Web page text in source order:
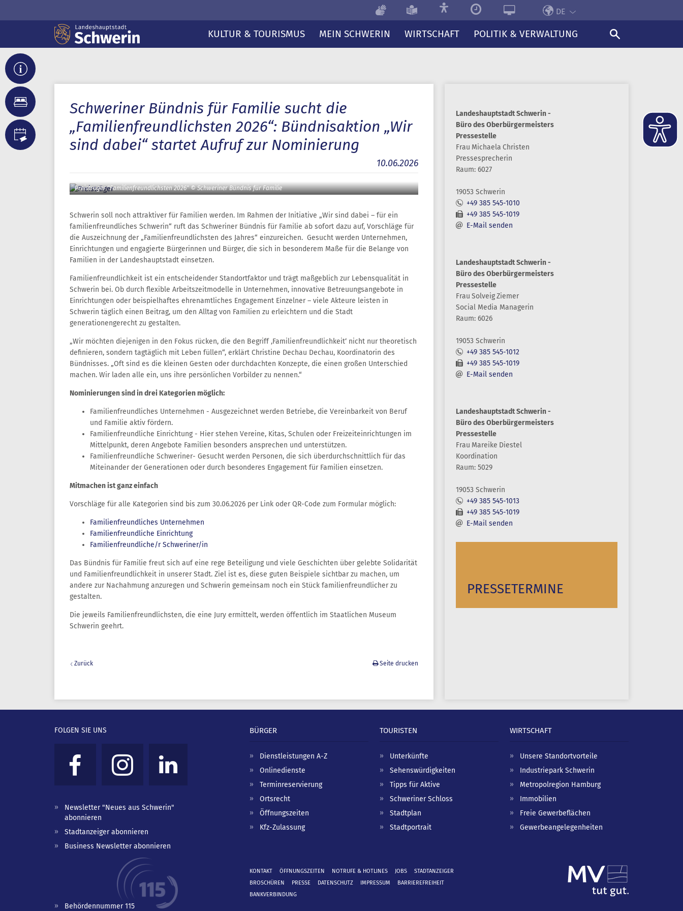
DE
KULTUR & TOURISMUS MEIN SCHWERIN WIRTSCHAFT POLITIK & VERWALTUNG
Schweriner Bündnis für Familie sucht die
„Familienfreundlichsten 2026“: Bündnisaktion „Wir
sind dabei“ startet Aufruf zur Nominierung
10.06.2026
Preisträger "Familienfreundlichsten 2026" © Schweriner Bündnis für Familie
Schwerin soll noch attraktiver für Familien werden. Im Rahmen der Initiative „Wir sind dabei – für ein
familienfreundliches Schwerin“ ruft das Schweriner Bündnis für Familie ab sofort dazu auf, Vorschläge für
die Auszeichnung der „Familienfreundlichsten des Jahres“ einzureichen. Gesucht werden Unternehmen,
Einrichtungen und engagierte Bürgerinnen und Bürger, die sich in besonderem Maße für die Belange von
Familien in der Landeshauptstadt einsetzen.
Familienfreundlichkeit ist ein entscheidender Standortfaktor und trägt maßgeblich zur Lebensqualität in
Schwerin bei. Ob durch flexible Arbeitszeitmodelle in Unternehmen, innovative Betreuungsangebote in
Einrichtungen oder beispielhaftes ehrenamtliches Engagement Einzelner – viele Akteure leisten in
Schwerin täglich einen Beitrag, um den Alltag von Familien zu erleichtern und die Stadt
generationengerecht zu gestalten.
„Wir möchten diejenigen in den Fokus rücken, die den Begriff ‚Familienfreundlichkeit‘ nicht nur theoretisch
definieren, sondern tagtäglich mit Leben füllen“, erklärt Christine Dechau Dechau, Koordinatorin des
Bündnisses. „Oft sind es die kleinen Gesten oder durchdachten Konzepte, die einen großen Unterschied
machen. Wir laden alle ein, uns ihre persönlichen Vorbilder zu nennen.“
Nominierungen sind in drei Kategorien möglich:
Familienfreundliches Unternehmen - Ausgezeichnet werden Betriebe, die Vereinbarkeit von Beruf
und Familie aktiv fördern.
Familienfreundliche Einrichtung - Hier stehen Vereine, Kitas, Schulen oder Freizeiteinrichtungen im
Mittelpunkt, deren Angebote Familien besonders ansprechen und unterstützen.
Familienfreundliche Schweriner- Gesucht werden Personen, die sich überdurchschnittlich für das
Miteinander der Generationen oder durch besonderes Engagement für Familien einsetzen.
Mitmachen ist ganz einfach
Vorschläge für alle Kategorien sind bis zum 30.06.2026 per Link oder QR-Code zum Formular möglich:
Familienfreundliches Unternehmen
Familienfreundliche Einrichtung
Familienfreundliche/r Schweriner/in
Das Bündnis für Familie freut sich auf eine rege Beteiligung und viele Geschichten über gelebte Solidarität
und Familienfreundlichkeit in unserer Stadt. Ziel ist es, diese guten Beispiele sichtbar zu machen, um
andere zur Nachahmung anzuregen und Schwerin gemeinsam noch ein Stück familienfreundlicher zu
gestalten.
Die jeweils Familienfreundlichsten, die eine Jury ermittelt, werden öffentlich im Staatlichen Museum
Schwerin geehrt.
Zurück Seite drucken
Landeshauptstadt Schwerin -
Büro des Oberbürgermeisters
Pressestelle
Frau Michaela Christen
Pressesprecherin
Raum: 6027
19053 Schwerin
+49 385 545-1010
+49 385 545-1019
E-Mail senden
Landeshauptstadt Schwerin -
Büro des Oberbürgermeisters
Pressestelle
Frau SolveigZiemer
Social Media Managerin
Raum: 6026
19053 Schwerin
+49 385 545-1012
+49 385 545-1019
E-Mail senden
Landeshauptstadt Schwerin -
Büro des Oberbürgermeisters
Pressestelle
Frau Mareike Diestel
Koordination
Raum: 5029
19053 Schwerin
+49 385 545-1013
+49 385 545-1019
E-Mail senden
PRESSETERMINE
FOLGEN SIE UNS
Newsletter "Neues aus Schwerin"
abonnieren
Stadtanzeiger abonnieren
Business Newsletter abonnieren
Behördennummer 115
BÜRGER
Dienstleistungen A-Z
Onlinedienste
Terminreservierung
Ortsrecht
Öffnungszeiten
Kfz-Zulassung
TOURISTEN
Unterkünfte
Sehenswürdigkeiten
Tipps für Aktive
Schweriner Schloss
Stadtplan
Stadtportrait
WIRTSCHAFT
Unsere Standortvorteile
Industriepark Schwerin
Metropolregion Hamburg
Immobilien
Freie Gewerbeflächen
Gewerbeangelegenheiten
KONTAKT ÖFFNUNGSZEITEN NOTRUFE & HOTLINES JOBS
STADTANZEIGER
BROSCHÜREN
PRESSE DATENSCHUTZ IMPRESSUM
BARRIEREFREIHEIT
BANKVERBINDUNG